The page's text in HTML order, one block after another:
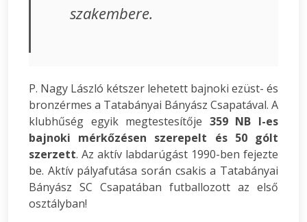
szakembere.
P. Nagy László kétszer lehetett bajnoki ezüst- és
bronzérmes a Tatabányai Bányász Csapatával. A
klubhűség egyik megtestesítője 359 NB I-es
bajnoki mérkőzésen szerepelt és 50 gólt
szerzett. Az aktív labdarúgást 1990-ben fejezte
be. Aktív pályafutása során csakis a Tatabányai
Bányász SC Csapatában futballozott az első
osztályban!